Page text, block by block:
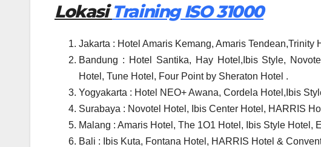
LokasiTraining ISO 31000
Jakarta : Hotel Amaris Kemang, Amaris Tendean,Trinity
Bandung : Hotel Santika, Hay Hotel,Ibis Style,
Hotel, Tune Hotel, Four Point by Sheraton Hotel .
Yogyakarta : Hotel NEO+ Awana, Cordela Hotel,Ibis
Surabaya : Novotel Hotel, Ibis Center Hotel, HARRIS
Malang : Amaris Hotel, The 1O1 Hotel, Ibis Style Hotel,
Bali : Ibis Kuta, Fontana Hotel, HARRIS Hotel &